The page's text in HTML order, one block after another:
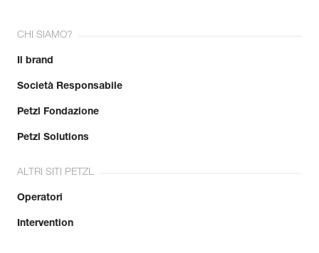
CHI SIAMO?
Il brand
Società Responsabile
Petzl Fondazione
Petzl Solutions
ALTRI SITI PETZL
Operatori
Intervention